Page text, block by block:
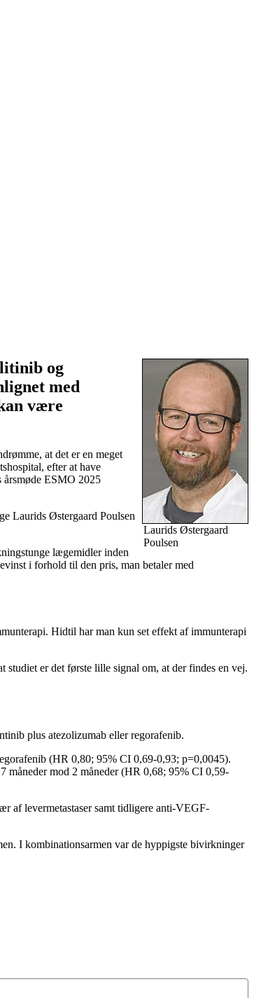
Laurids Østergaard
Poulsen
og
med
være
at det er en meget
efter at have
ESMO 2025
Laurids Østergaard Poulsen
lægemidler inden
i forhold til den pris, man betaler med
Hidtil har man kun set effekt af immunterapi
er det første lille signal om, at der findes en vej.
plus atezolizumab eller regorafenib.
(HR 0,80; 95% CI 0,69-0,93; p=0,0045).
måneder mod 2 måneder (HR 0,68; 95% CI 0,59-
af levermetastaser samt tidligere anti-VEGF-
I kombinationsarmen var de hyppigste bivirkninger